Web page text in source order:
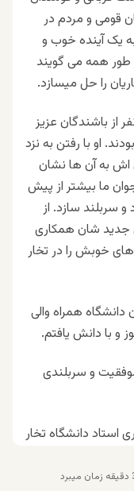
قومی و مردم در
یک آینده خوب و
طور همه می گویند
را حل میسازد.
از باشندگان عزیز
او با رفتن به نزد
اش به آن ها نشان
ما بیشتر از پیش
و سربلند سازد. از
جدید شان همکاری
های خوبش را در تخار
دانشگاه همراه والی
و با دانش یافتم.
و سربلندی
استاد دانشگاه تخار